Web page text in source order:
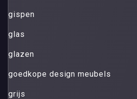
gispen
glas
glazen
goedkope design meubels
grijs